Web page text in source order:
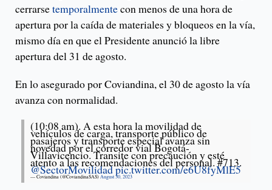
cerrarsetemporalmentecon menos de una hora de
apertura por la caída de materiales y bloqueos en la vía,
mismo día en que el Presidente anunció la libre
apertura del 31 de agosto.
En lo asegurado por Coviandina, el 30 de agosto la vía
avanza con normalidad.
(10:08 am). A esta hora la movilidad de
vehículos de carga, transporte público de
pasajeros y transporte especial avanza sin
novedad por el corredor vial Bogotá-
Villavicencio. Transite con precaución y esté
atento a las recomendaciones del personal. #713.
@SectorMovilidadpic.twitter.com/e6U8fyMlE5
— Coviandina (@CoviandinaSAS) August 30, 2023